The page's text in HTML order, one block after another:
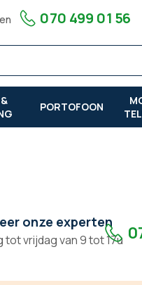
070 499 01 56
PORTOFOON
onze experten
tot vrijdag van 9 tot 17u